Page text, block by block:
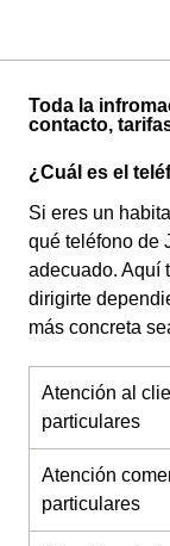
Toda la
contacto,
¿Cuál es el
Si eres un
qué teléfono de
adecuado. Aquí
dirigirte
más concreta
Atención al
particulares
Atención
particulares